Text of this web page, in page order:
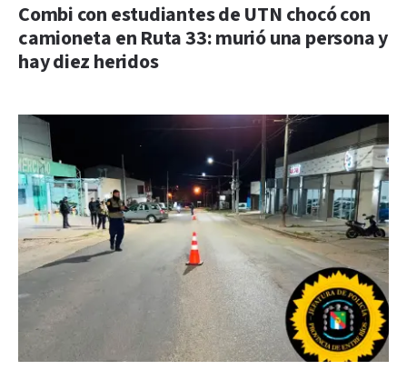
Combi con estudiantes de UTN chocó con
camioneta en Ruta 33: murió una persona y
hay diez heridos